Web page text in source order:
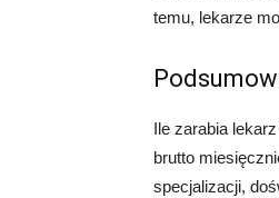
temu, lekarze
Ile zarabia
brutto
specjalizacji,